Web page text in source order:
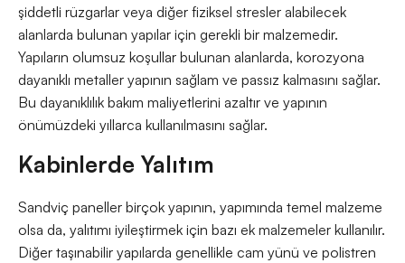
şiddetli rüzgarlar veya diğer fiziksel stresler alabilecek
alanlarda bulunan yapılar için gerekli bir malzemedir.
Yapıların olumsuz koşullar bulunan alanlarda, korozyona
dayanıklı metaller yapının sağlam ve passız kalmasını sağlar.
Bu dayanıklılık bakım maliyetlerini azaltır ve yapının
önümüzdeki yıllarca kullanılmasını sağlar.
Kabinlerde Yalıtım
Sandviç paneller birçok yapının, yapımında temel malzeme
olsa da, yalıtımı iyileştirmek için bazı ek malzemeler kullanılır.
Diğer taşınabilir yapılarda genellikle cam yünü ve polistren